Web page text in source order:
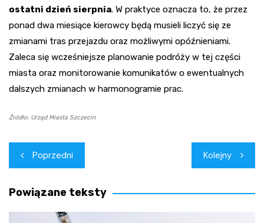
ostatni dzień sierpnia. W praktyce oznacza to, że przez
ponad dwa miesiące kierowcy będą musieli liczyć się ze
zmianami tras przejazdu oraz możliwymi opóźnieniami.
Zaleca się wcześniejsze planowanie podróży w tej części
miasta oraz monitorowanie komunikatów o ewentualnych
dalszych zmianach w harmonogramie prac.
Źródło: Urząd Miasta Szczecin
Nawigacja
wpisu
Poprzedni Kolejny
Powiązane teksty